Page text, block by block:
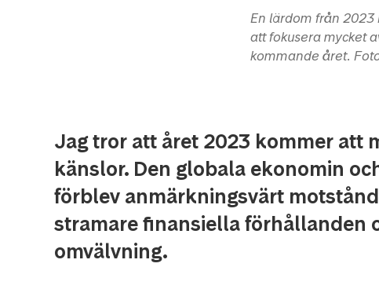
En lärdom från 2023
att fokusera mycket
kommande året.
Jag tror att året 2023 kommer att
känslor. Den globala ekonomin
förblev anmärkningsvärt
stramare finansiella förhållanden
omvälvning.